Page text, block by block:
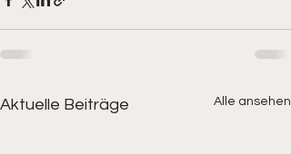
Aktuelle Beiträge Alle ansehen